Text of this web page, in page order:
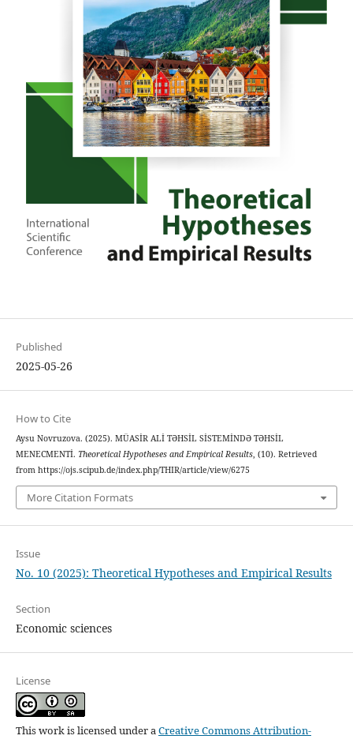
Published
2025-05-26
How to Cite
Aysu Novruzova. (2025). MÜASİR ALİ TƏHSİL SİSTEMİNDƏ TƏHSİL
MENECMENTİ. Theoretical Hypotheses and Empirical Results, (10). Retrieved
from https://ojs.scipub.de/index.php/THIR/article/view/6275
More Citation Formats
Issue
No. 10 (2025): Theoretical Hypotheses and Empirical Results
Section
Economic sciences
License
This work is licensed under aCreative Commons Attribution-